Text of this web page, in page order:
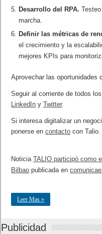
Desarrollo del RPA.
marcha.
Definir las métricas de
el crecimiento y la
mejores KPIs para
Aprovechar las oportunidades
Seguir al corriente de todos
LinkedIn yTwitter.
Si interesa digitalizar un
ponerse encontacto con Talio.
NoticiaTALIO participó como
Bilbao publicada en
Leer Mas »
Publicidad